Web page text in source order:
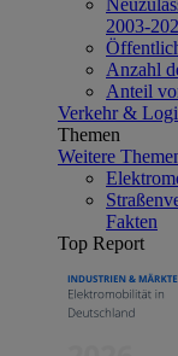
2003-
Anzahl
Anteil
Verkehr &
Themen
Weitere
Fakten
Top Report